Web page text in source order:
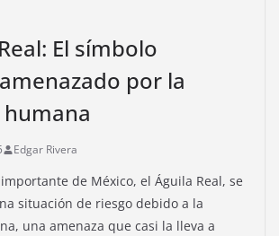
El símbolo
por la
Edgar Rivera
de México, el Águila Real, se
situación de riesgo debido a la
una amenaza que casi la lleva a